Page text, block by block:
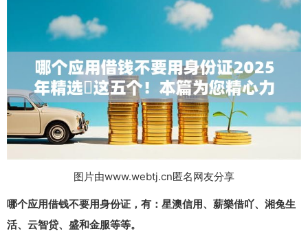
图片由www.webtj.cn匿名网友分享
哪个应用借钱不要用身份证，有：星澳信用、薪樂借吖、湘兔生
活、云智贷、盛和金服等等。